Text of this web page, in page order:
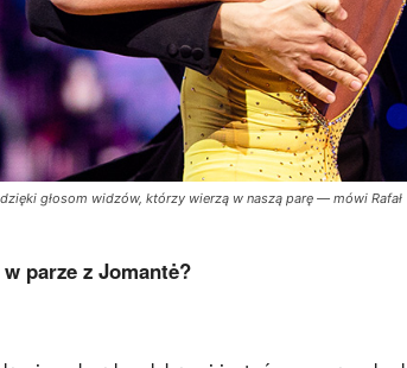
głosom widzów, którzy wierzą w naszą parę — mówi Rafał
parze z Jomantė?